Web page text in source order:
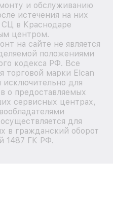
и обслуживанию
истечения на них
СЦ в Краснодаре
центром.
на сайте не является
положениями
кодекса РФ. Все
торговой марки Elcan
исключительно для
о предоставляемых
сервисных центрах,
для
в гражданский оборот
1487 ГК РФ.